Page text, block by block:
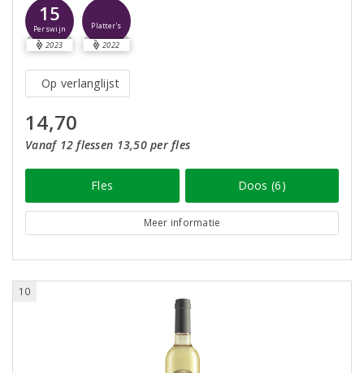
15
Perswijn
2023
Platter's
2022
Op verlanglijst
14,70
Vanaf 12 flessen 13,50 per fles
Fles Doos (6)
Meer informatie
10